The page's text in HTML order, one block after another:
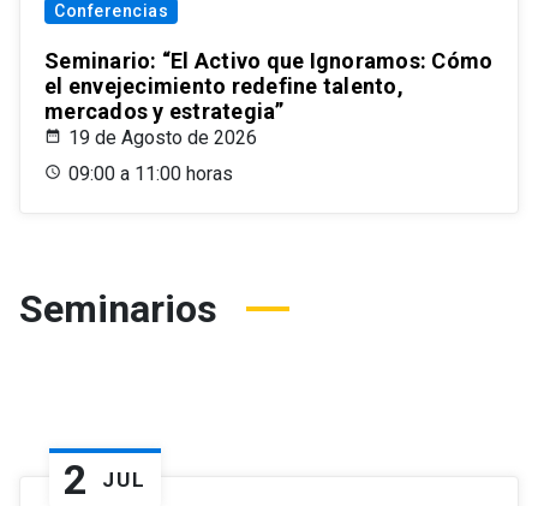
Conferencias
Seminario: “El Activo que Ignoramos: Cómo
el envejecimiento redefine talento,
mercados y estrategia”
19 de Agosto de 2026
09:00 a 11:00 horas
Seminarios
2 JUL